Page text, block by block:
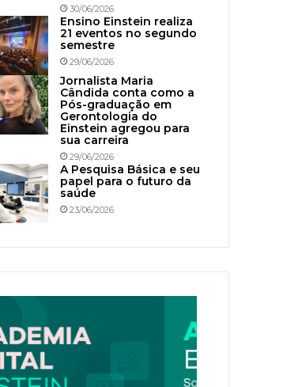
30/06/2026
Ensino Einstein realiza
21 eventos no segundo
semestre
29/06/2026
Jornalista Maria
Cândida conta como a
Pós-graduação em
Gerontologia do
Einstein agregou para
sua carreira
29/06/2026
A Pesquisa Básica e seu
papel para o futuro da
saúde
23/06/2026